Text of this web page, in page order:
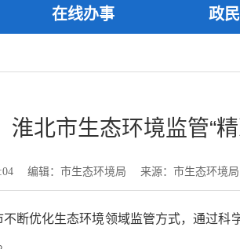
在线办事 政
淮北市生态环境监管“
编辑：市生态环境局 来源：市生态环境局
断优化生态环境领域监管方式，通过